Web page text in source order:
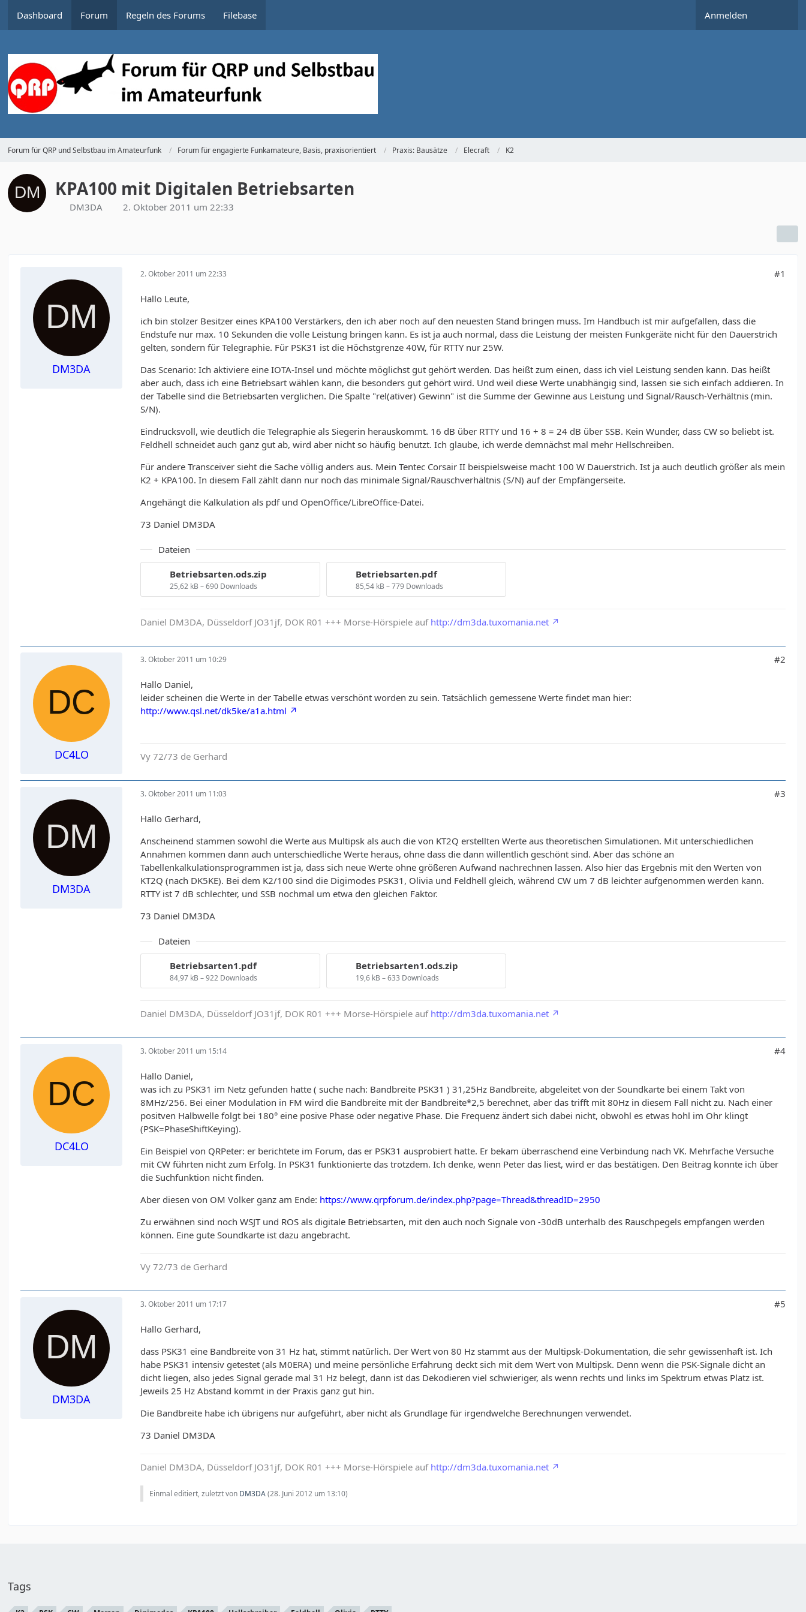
Dashboard Forum Regeln des Forums Filebase Anmelden
Forum für QRP und Selbstbau im Amateurfunk Forum für engagierte Funkamateure, Basis, praxisorientiert Praxis: Bausätze Elecraft K2
KPA100 mit Digitalen Betriebsarten
DM3DA 2. Oktober 2011 um 22:33
DM3DA
2. Oktober 2011 um 22:33 #1
Hallo Leute,
ich bin stolzer Besitzer eines KPA100 Verstärkers, den ich aber noch auf den neuesten Stand bringen muss. Im Handbuch ist mir aufgefallen, dass die
Endstufe nur max. 10 Sekunden die volle Leistung bringen kann. Es ist ja auch normal, dass die Leistung der meisten Funkgeräte nicht für den Dauerstrich
gelten, sondern für Telegraphie. Für PSK31 ist die Höchstgrenze 40W, für RTTY nur 25W.
Das Scenario: Ich aktiviere eine IOTA-Insel und möchte möglichst gut gehört werden. Das heißt zum einen, dass ich viel Leistung senden kann. Das heißt
aber auch, dass ich eine Betriebsart wählen kann, die besonders gut gehört wird. Und weil diese Werte unabhängig sind, lassen sie sich einfach addieren. In
der Tabelle sind die Betriebsarten verglichen. Die Spalte "rel(ativer) Gewinn" ist die Summe der Gewinne aus Leistung und Signal/Rausch-Verhältnis (min.
S/N).
Eindrucksvoll, wie deutlich die Telegraphie als Siegerin herauskommt. 16 dB über RTTY und 16 + 8 = 24 dB über SSB. Kein Wunder, dass CW so beliebt ist.
Feldhell schneidet auch ganz gut ab, wird aber nicht so häufig benutzt. Ich glaube, ich werde demnächst mal mehr Hellschreiben.
Für andere Transceiver sieht die Sache völlig anders aus. Mein Tentec Corsair II beispielsweise macht 100 W Dauerstrich. Ist ja auch deutlich größer als mein
K2 + KPA100. In diesem Fall zählt dann nur noch das minimale Signal/Rauschverhältnis (S/N) auf der Empfängerseite.
Angehängt die Kalkulation als pdf und OpenOffice/LibreOffice-Datei.
73 Daniel DM3DA
Dateien
Betriebsarten.ods.zip
25,62 kB – 690 Downloads
Betriebsarten.pdf
85,54 kB – 779 Downloads
Daniel DM3DA, Düsseldorf JO31jf, DOK R01 +++ Morse-Hörspiele auf http://dm3da.tuxomania.net
DC4LO
3. Oktober 2011 um 10:29 #2
Hallo Daniel,
leider scheinen die Werte in der Tabelle etwas verschönt worden zu sein. Tatsächlich gemessene Werte findet man hier:
http://www.qsl.net/dk5ke/a1a.html
Vy 72/73 de Gerhard
DM3DA
3. Oktober 2011 um 11:03 #3
Hallo Gerhard,
Anscheinend stammen sowohl die Werte aus Multipsk als auch die von KT2Q erstellten Werte aus theoretischen Simulationen. Mit unterschiedlichen
Annahmen kommen dann auch unterschiedliche Werte heraus, ohne dass die dann willentlich geschönt sind. Aber das schöne an
Tabellenkalkulationsprogrammen ist ja, dass sich neue Werte ohne größeren Aufwand nachrechnen lassen. Also hier das Ergebnis mit den Werten von
KT2Q (nach DK5KE). Bei dem K2/100 sind die Digimodes PSK31, Olivia und Feldhell gleich, während CW um 7 dB leichter aufgenommen werden kann.
RTTY ist 7 dB schlechter, und SSB nochmal um etwa den gleichen Faktor.
73 Daniel DM3DA
Dateien
Betriebsarten1.pdf
84,97 kB – 922 Downloads
Betriebsarten1.ods.zip
19,6 kB – 633 Downloads
Daniel DM3DA, Düsseldorf JO31jf, DOK R01 +++ Morse-Hörspiele auf http://dm3da.tuxomania.net
DC4LO
3. Oktober 2011 um 15:14 #4
Hallo Daniel,
was ich zu PSK31 im Netz gefunden hatte ( suche nach: Bandbreite PSK31 ) 31,25Hz Bandbreite, abgeleitet von der Soundkarte bei einem Takt von
8MHz/256. Bei einer Modulation in FM wird die Bandbreite mit der Bandbreite*2,5 berechnet, aber das trifft mit 80Hz in diesem Fall nicht zu. Nach einer
positven Halbwelle folgt bei 180° eine posive Phase oder negative Phase. Die Frequenz ändert sich dabei nicht, obwohl es etwas hohl im Ohr klingt
(PSK=PhaseShiftKeying).
Ein Beispiel von QRPeter: er berichtete im Forum, das er PSK31 ausprobiert hatte. Er bekam überraschend eine Verbindung nach VK. Mehrfache Versuche
mit CW führten nicht zum Erfolg. In PSK31 funktionierte das trotzdem. Ich denke, wenn Peter das liest, wird er das bestätigen. Den Beitrag konnte ich über
die Suchfunktion nicht finden.
Aber diesen von OM Volker ganz am Ende: https://www.qrpforum.de/index.php?page=Thread&threadID=2950
Zu erwähnen sind noch WSJT und ROS als digitale Betriebsarten, mit den auch noch Signale von -30dB unterhalb des Rauschpegels empfangen werden
können. Eine gute Soundkarte ist dazu angebracht.
Vy 72/73 de Gerhard
DM3DA
3. Oktober 2011 um 17:17 #5
Hallo Gerhard,
dass PSK31 eine Bandbreite von 31 Hz hat, stimmt natürlich. Der Wert von 80 Hz stammt aus der Multipsk-Dokumentation, die sehr gewissenhaft ist. Ich
habe PSK31 intensiv getestet (als M0ERA) und meine persönliche Erfahrung deckt sich mit dem Wert von Multipsk. Denn wenn die PSK-Signale dicht an
dicht liegen, also jedes Signal gerade mal 31 Hz belegt, dann ist das Dekodieren viel schwieriger, als wenn rechts und links im Spektrum etwas Platz ist.
Jeweils 25 Hz Abstand kommt in der Praxis ganz gut hin.
Die Bandbreite habe ich übrigens nur aufgeführt, aber nicht als Grundlage für irgendwelche Berechnungen verwendet.
73 Daniel DM3DA
Daniel DM3DA, Düsseldorf JO31jf, DOK R01 +++ Morse-Hörspiele auf http://dm3da.tuxomania.net
Einmal editiert, zuletzt von DM3DA(28. Juni 2012 um 13:10)
Tags